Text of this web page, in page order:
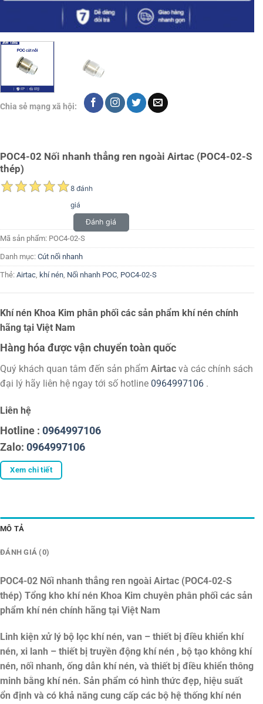
Chia sẻ mạng xã hội:
POC4-02 Nối nhanh thẳng ren ngoài Airtac (POC4-02-S
thép)
8 đánh
giá
Đánh giá
Mã sản phẩm: POC4-02-S
Danh mục: Cút nối nhanh
Thẻ: Airtac, khí nén, Nối nhanh POC, POC4-02-S
Khí nén Khoa Kim phân phối các sản phẩm khí nén chính
hãng tại Việt Nam
Hàng hóa được vận chuyển toàn quốc
Quý khách quan tâm đến sản phẩm Airtac và các chính sách
đại lý hãy liên hệ ngay tới số hotline 0964997106 .
Liên hệ
Hotline : 0964997106
Zalo: 0964997106
Xem chi tiết
MÔ TẢ
ĐÁNH GIÁ (0)
POC4-02 Nối nhanh thẳng ren ngoài Airtac (POC4-02-S
thép) Tổng kho khí nén Khoa Kim chuyên phân phối các sản
phẩm khí nén chính hãng tại Việt Nam
Linh kiện xử lý bộ lọc khí nén, van – thiết bị điều khiển khí
nén, xi lanh – thiết bị truyền động khí nén , bộ tạo không khí
nén, nối nhanh, ống dẫn khí nén, và thiết bị điều khiển thông
minh bằng khí nén. Sản phẩm có hình thức đẹp, hiệu suất
ổn định và có khả năng cung cấp các bộ hệ thống khí nén